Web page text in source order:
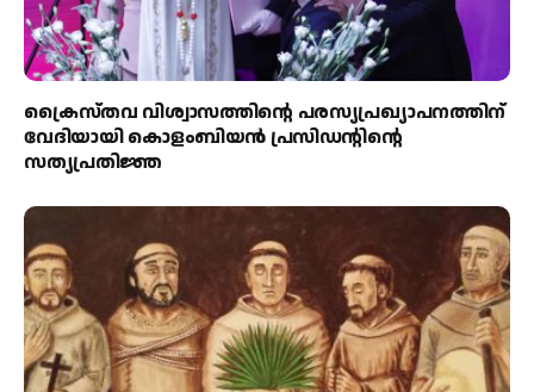
ക്രൈസ്തവ വിശ്വാസത്തിന്റെ പരസ്യപ്രഖ്യാപനത്തിന്
വേദിയായി കൊളംബിയൻ പ്രസിഡന്റിന്റെ
സത്യപ്രതിജ്ഞ